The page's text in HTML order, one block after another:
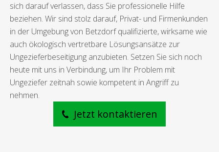
sich darauf verlassen, dass Sie professionelle Hilfe
beziehen. Wir sind stolz darauf, Privat- und Firmenkunden
in der Umgebung von Betzdorf qualifizierte, wirksame wie
auch ökologisch vertretbare Lösungsansätze zur
Ungezieferbeseitigung anzubieten. Setzen Sie sich noch
heute mit uns in Verbindung, um Ihr Problem mit
Ungeziefer zeitnah sowie kompetent in Angriff zu
nehmen.
Jetzt kontaktieren